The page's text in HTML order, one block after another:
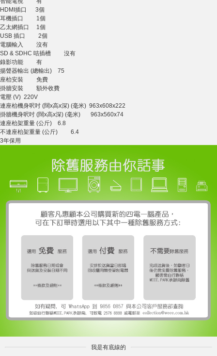
HDMI插口 3個
耳機插口 1個
乙太網插口 1個
USB 插口 2個
電腦輸入 沒有
SD & SDHC 咭插槽 沒有
錄影功能 有
揚聲器輸出 (總輸出) 75
座枱安裝 免費
掛牆安裝 額外收費
電壓 (V) 220V
連座枱機身呎吋 (闊x高x深) (毫米) 963x608x222
掛牆機身呎吋 (闊x高x深) (毫米) 963x560x74
連座枱架重量 (公斤) 6.8
不連座枱架重量 (公斤) 6.4
3年保用
我是有底線的